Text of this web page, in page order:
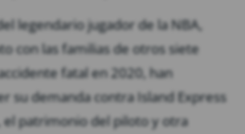
legendario jugador de la NBA,
con las familias de otros siete
fatal en 2020, han
su demanda contra Island Express
el patrimonio del piloto y otra